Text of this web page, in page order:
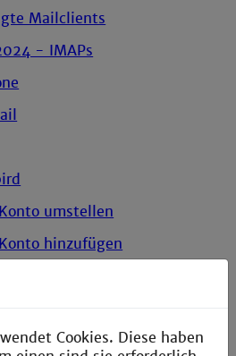
Mailclients
- IMAPs
umstellen
hinzufügen
der Mailverteiler
Hpronto freigeben
Cookies. Diese haben